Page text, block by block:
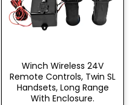
Winch Wireless 24V
Remote Controls, Twin SL
Handsets, Long Range
With Enclosure.